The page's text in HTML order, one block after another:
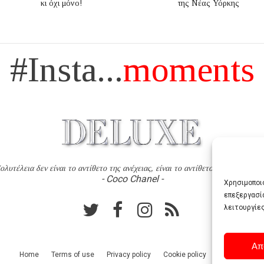
κι όχι μόνο! της Νέας Υόρκης
#Insta...moments
δεν είναι το αντίθετο της ανέχειας, είναι το αντίθετο της
- Coco Chanel -
Home Terms of use Privacy policy Cookie policy